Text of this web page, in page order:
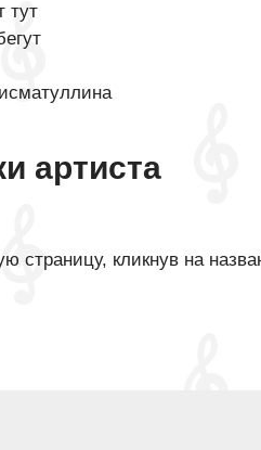
тут
артиста
страницу, кликнув на